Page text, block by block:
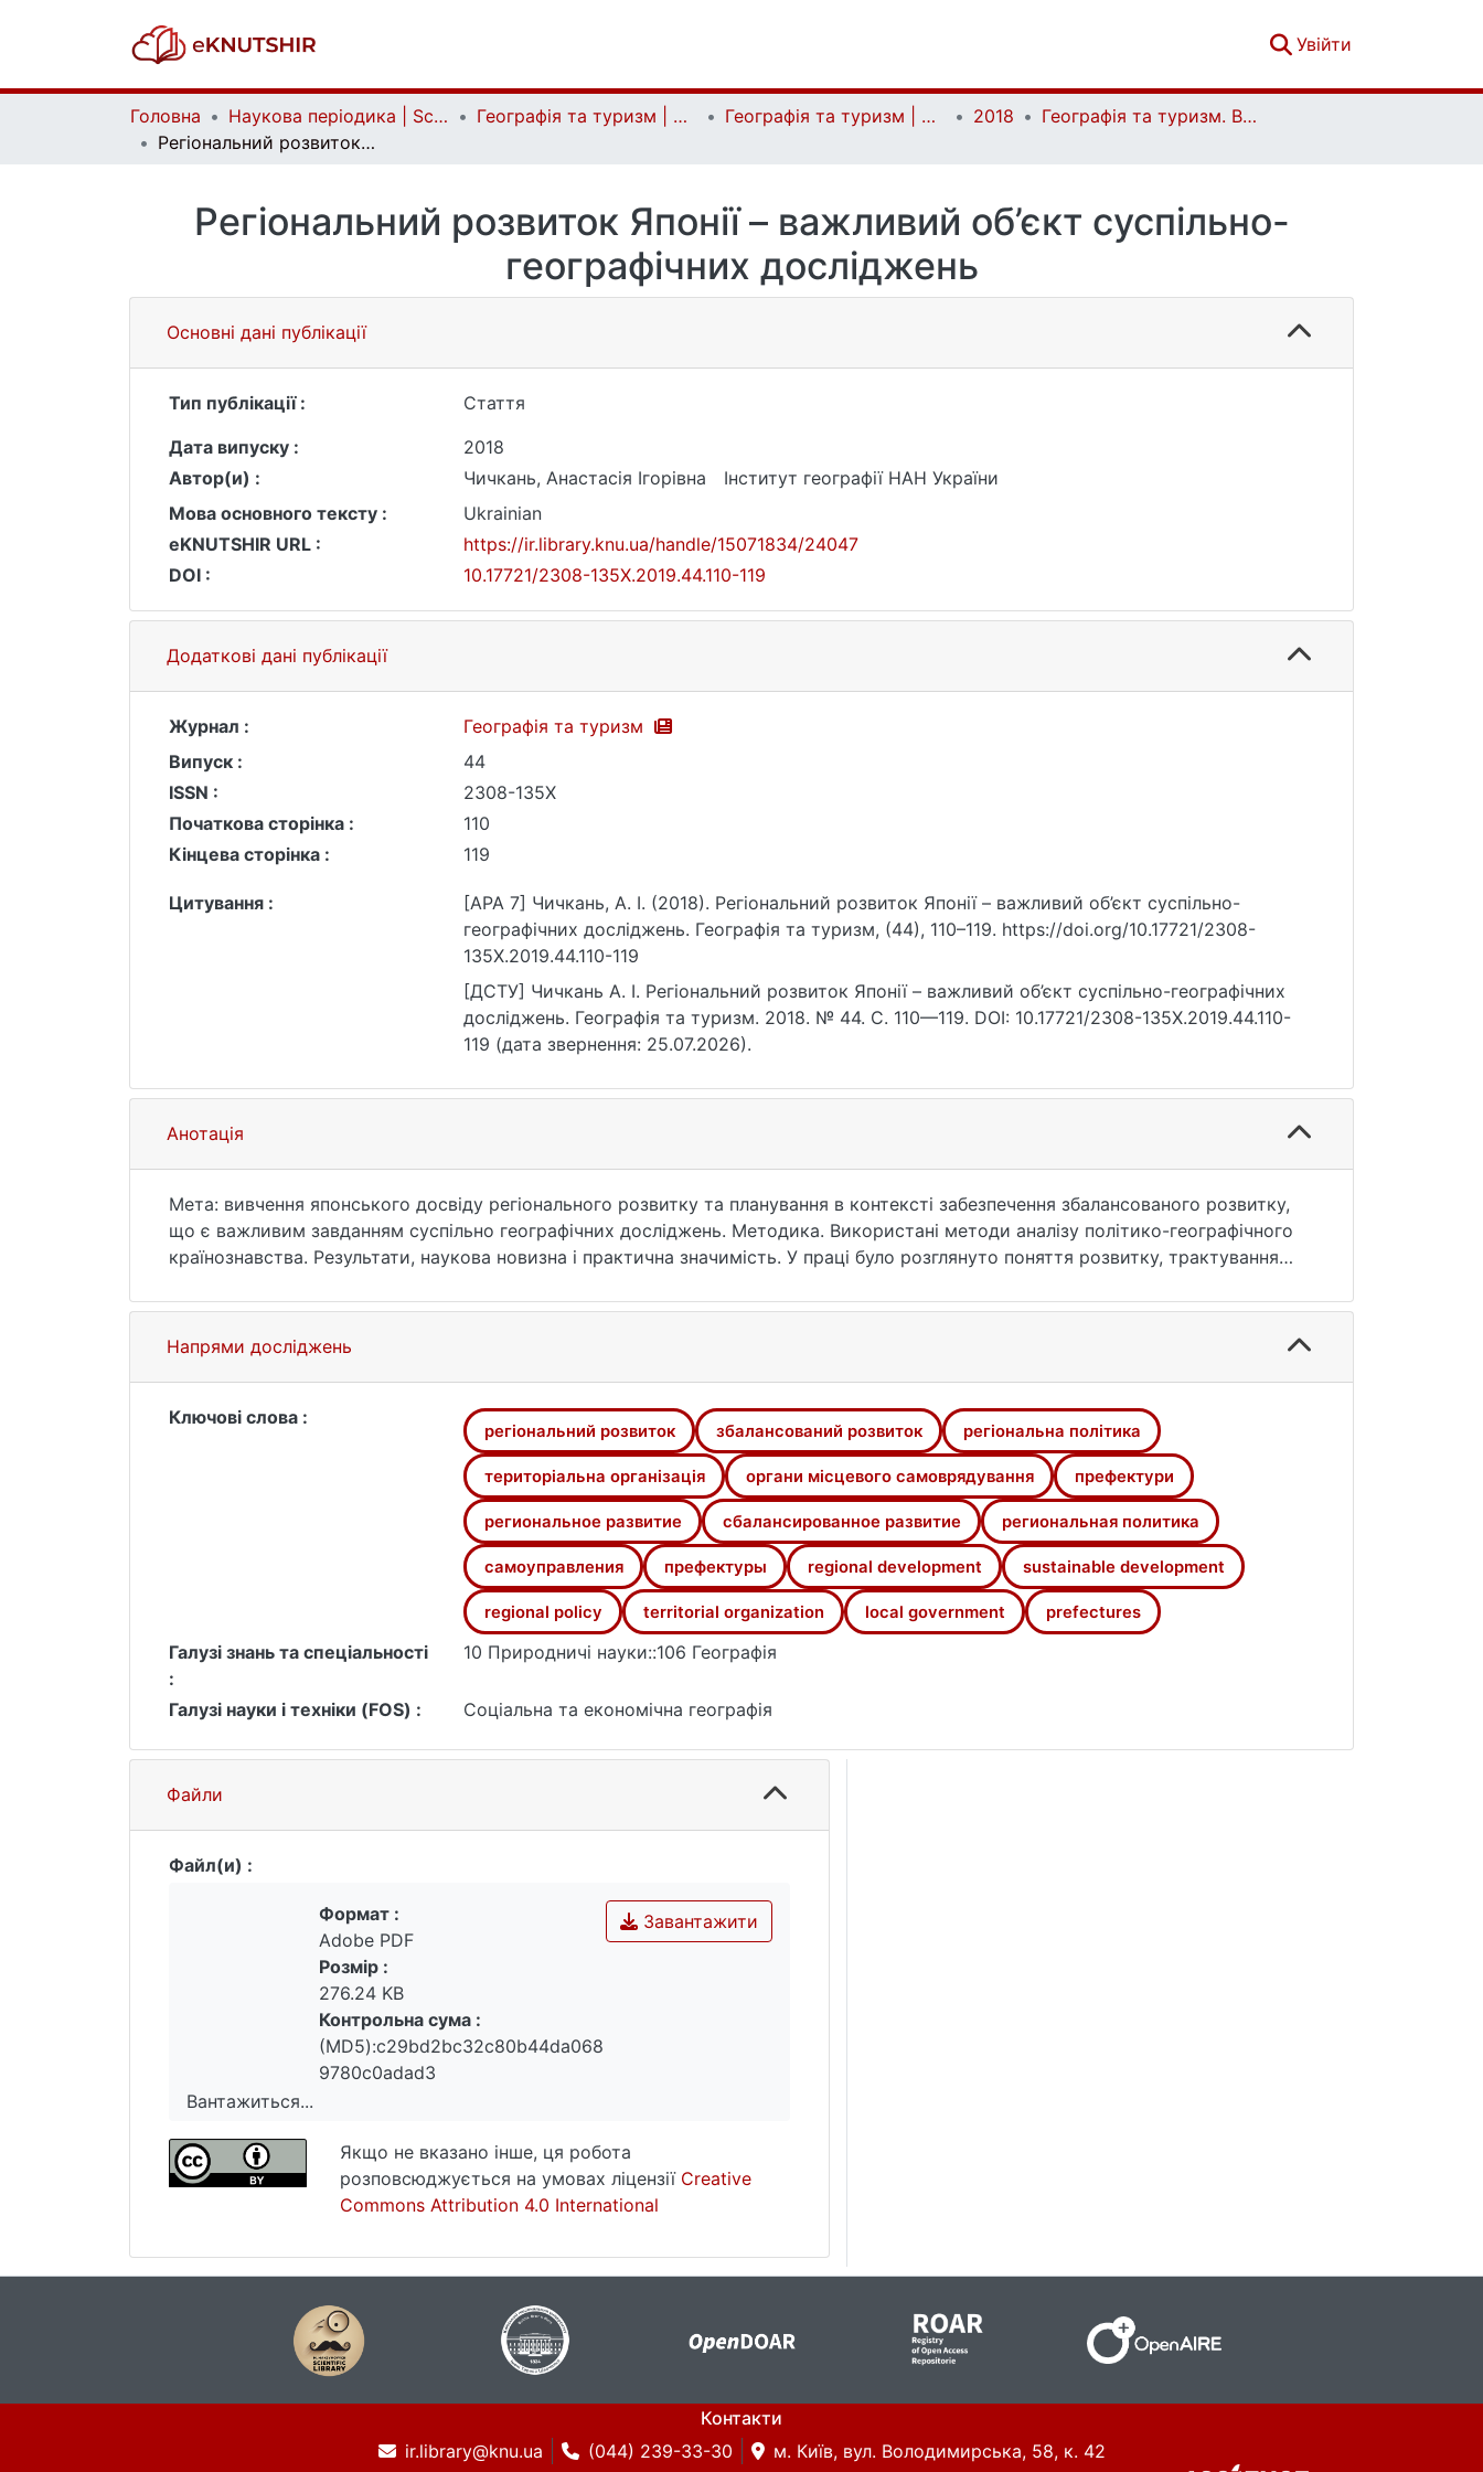
Увійти
Головна Наукова періодика | Scientific periodicals Географія та туризм | Geography and tourism Географія та туризм | Geography and tourism 2018
Географія та туризм. Випуск 44
Регіональний розвиток Японії – важливий об’єкт суспільно-географічних досліджень
Регіональний розвиток Японії – важливий об’єкт суспільно-
географічних досліджень
Основні дані публікації
Тип публікації :
Стаття
Дата випуску :
2018
Автор(и) :
Чичкань, Анастасія Ігорівна
Інститут географії НАН України
Мова основного тексту :
Ukrainian
eKNUTSHIR URL :
https://ir.library.knu.ua/handle/15071834/24047
DOI :
10.17721/2308-135X.2019.44.110-119
Додаткові дані публікації
Журнал :
Географія та туризм
Випуск :
44
ISSN :
2308-135X
Початкова сторінка :
110
Кінцева сторінка :
119
Цитування :
[APA 7] Чичкань, А. І. (2018). Регіональний розвиток Японії – важливий об’єкт суспільно-
географічних досліджень. Географія та туризм, (44), 110–119. https://doi.org/10.17721/2308-
135X.2019.44.110-119
[ДСТУ] Чичкань А. І. Регіональний розвиток Японії – важливий об’єкт суспільно-географічних
досліджень. Географія та туризм. 2018. № 44. С. 110—119. DOI: 10.17721/2308-135X.2019.44.110-
119 (дата звернення: 25.07.2026).
Анотація
Мета: вивчення японського досвіду регіонального розвитку та планування в контексті забезпечення збалансованого розвитку,
що є важливим завданням суспільно географічних досліджень. Методика. Використані методи аналізу політико-географічного
країнознавства. Результати, наукова новизна і практична значимість. У праці було розглянуто поняття розвитку, трактування
(сталий регіональний розвиток), а також розглянуто сучасну територіальну організацію Японії. Було проаналізовано регіональне
планування Японії в ретроспективі та сучасні тенденції. Дослідження досвіду такої високорозвиненої держави як Японія – це
можливість заглянути у майбутнє, виокремити найкращі приклади розвитку регіонів та територій, перейняти цей досвід в
Україні.
Напрями досліджень
Ключові слова :
регіональний розвиток збалансований розвиток регіональна політика
територіальна організація органи місцевого самоврядування префектури
региональное развитие сбалансированное развитие региональная политика
самоуправления префектуры regional development sustainable development
regional policy territorial organization local government prefectures
Галузі знань та спеціальності
:
10 Природничі науки::106 Географія
Галузі науки і техніки (FOS) : Соціальна та економічна географія
Файли
Файл(и) :
Вантажиться...
Вантажиться...
Завантажити
Формат :
Adobe PDF
Розмір :
276.24 KB
Контрольна сума :
(MD5):c29bd2bc32c80b44da068
9780c0adad3
Якщо не вказано інше, ця робота
розповсюджується на умовах ліцензії Creative
Commons Attribution 4.0 International
Контакти
ir.library@knu.ua
(044) 239-33-30
м. Київ, вул. Володимирська, 58, к. 42